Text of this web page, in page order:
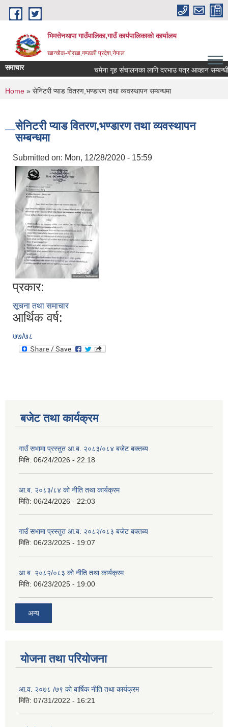
Skip to main content
भिमसेनथापा गाउँपालिका,गाउँ कार्यपालिकाकाे कार्यालय
खान्चोक-गाेरखा,गण्डकी प्रदेश,नेपाल
समाचार चमेना गृह संचालनका लागि दरभाउ पत्र आव्हान सम्बन्धी
You are here
Home » सेनिटरी प्याड वितरण,भण्डारण तथा व्यवस्थापन सम्बन्धमा
सेनिटरी प्याड वितरण,भण्डारण तथा व्यवस्थापन
सम्बन्धमा
Submitted on: Mon, 12/28/2020 - 15:59
प्रकार:
सूचना तथा समाचार
आर्थिक वर्ष:
७७/७८
बजेट तथा कार्यक्रम
गाउँ सभामा प्रस्तुत आ.ब. २०८३/०८४ बजेट बक्तब्य
मिति: 06/24/2026 - 22:18
आ.ब. २०८३/८४ को नीति तथा कार्यक्रम
मिति: 06/24/2026 - 22:03
गाउँ सभामा प्रस्तुत आ.ब. २०८२/०८३ बजेट बक्तब्य
मिति: 06/23/2025 - 19:07
आ.ब. २०८२/०८३ को नीति तथा कार्यक्रम
मिति: 06/23/2025 - 19:00
अन्य
योजना तथा परियोजना
आ.व. २०७८ /७९ को बार्षिक नीति तथा कार्यक्रम
मिति: 07/31/2022 - 16:21